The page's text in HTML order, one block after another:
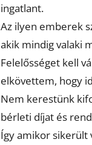
ingatlant.
Az ilyen emberek
akik mindig valaki
Felelősséget kell
elkövettem, hogy
Nem kerestünk
bérleti díjat és
Így amikor sikerült